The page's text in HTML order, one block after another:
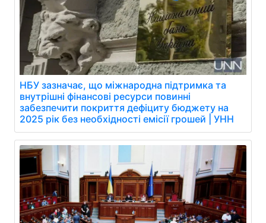
НБУ зазначає, що міжнародна підтримка та
внутрішні фінансові ресурси повинні
забезпечити покриття дефіциту бюджету на
2025 рік без необхідності емісії грошей | УНН